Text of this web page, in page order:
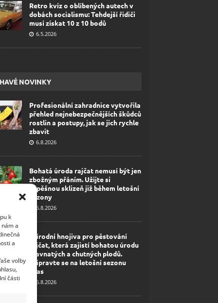
k
a
a
volby
části
Retro kvíz o oblíbených autech v
dobách socialismu: Tehdejší řidiči
musí získat 10 z 10 bodů
6.5.2026
NOVINKY
Profesionální zahradnice vytvořila
přehled nejnebezpečnějších škůdců
rostlin a postupy, jak se jich rychle
zbavit
6.8.2026
Bohatá úroda rajčat nemusí být jen
zbožným přáním. Užijte si
úspěšnou sklizeň již během letošní
sezony
6.8.2026
Přírodní hnojiva pro pěstování
rajčat, která zajistí bohatou úrodu
šťavnatých a chutných plodů.
Připravte se na letošní sezonu
včas
6.8.2026